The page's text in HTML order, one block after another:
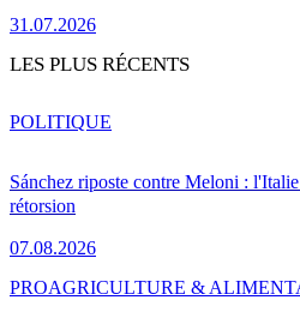
31.07.2026
LES PLUS RÉCENTS
Sánchez riposte contre Meloni : l'Italie
rétorsion
07.08.2026
POLITIQUE
PROAGRICULTURE &